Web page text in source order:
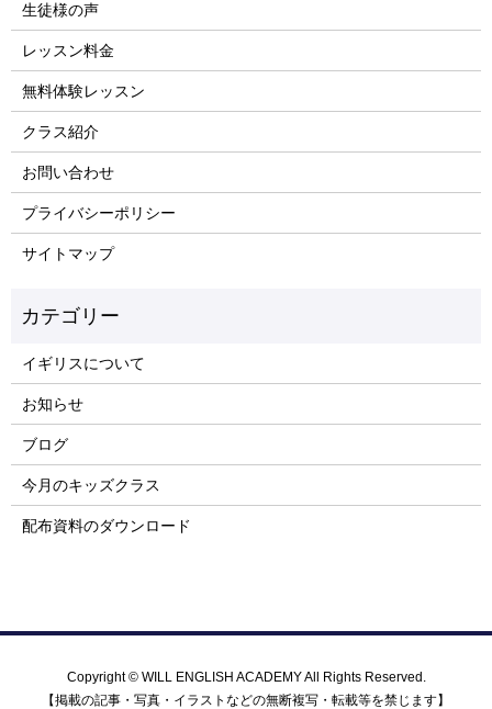
生徒様の声
レッスン料金
無料体験レッスン
クラス紹介
お問い合わせ
プライバシーポリシー
サイトマップ
イギリスについて
お知らせ
ブログ
今月のキッズクラス
配布資料のダウンロード
Copyright © WILL ENGLISH ACADEMY All Rights Reserved.
【掲載の記事・写真・イラストなどの無断複写・転載等を禁じます】